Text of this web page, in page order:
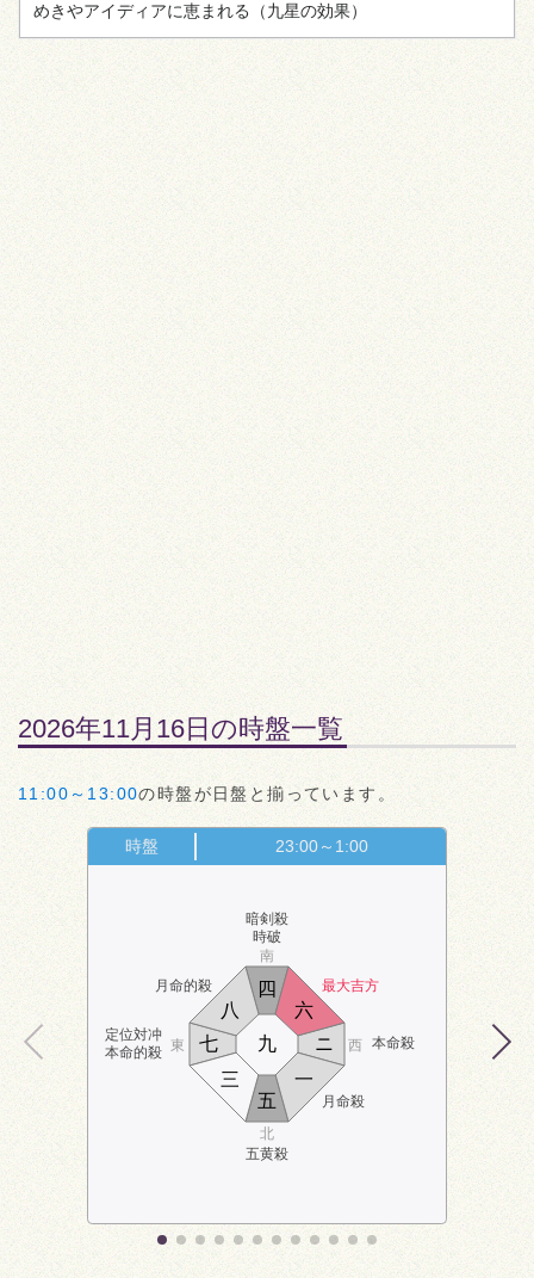
めきやアイディアに恵まれる （九星の効果）
2026年11月16日の時盤一覧
11:00～13:00の時盤が日盤と揃っています。
時盤 23:00～1:00
月命的殺
暗剣殺
時破
最大吉方
定位対冲
本命的殺
本命殺
五黄殺
月命殺
南
北
東 西
五
六
七
八
九
一
ニ
三
四